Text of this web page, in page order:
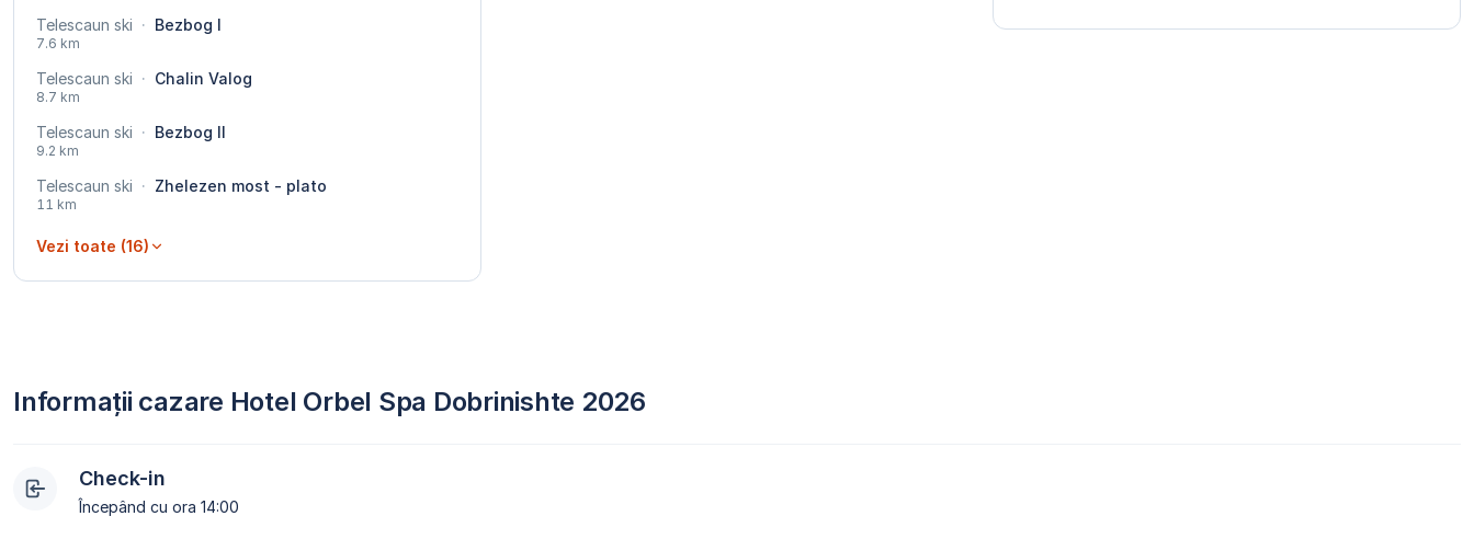
Telescaun ski · Bezbog I
7.6 km
Telescaun ski · Chalin Valog
8.7 km
Telescaun ski · Bezbog II
9.2 km
Telescaun ski · Zhelezen most - plato
11 km
Vezi toate (16)
Informații cazare Hotel Orbel Spa Dobrinishte 2026
Check-in
Începând cu ora 14:00